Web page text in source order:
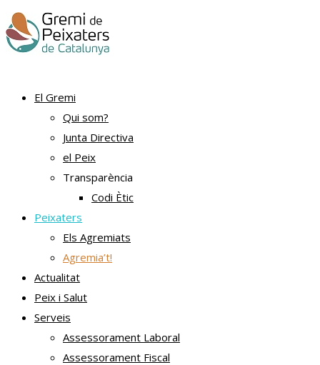
El Gremi
Qui som?
Junta Directiva
el Peix
Transparència
Codi Ètic
Peixaters
Els Agremiats
Agremia’t!
Actualitat
Peix i Salut
Serveis
Assessorament Laboral
Assessorament Fiscal